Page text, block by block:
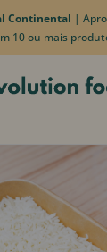
Continental |
10 ou mais